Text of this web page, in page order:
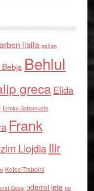
arben llalla asllan
Behlul
grecaElida
Ermira Babamusta
Frank
Llojdia Ilir
Kolec Traboini
Gecaj nderroi jete ne